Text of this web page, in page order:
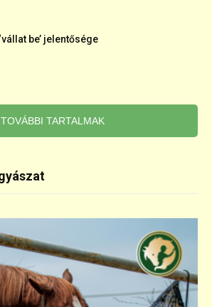
be’ jelentősége
TOVÁBBI TARTALMAK